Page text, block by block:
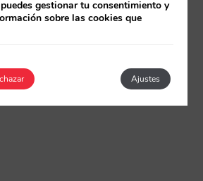
gestionar tu consentimiento y
sobre las cookies que
Ajustes